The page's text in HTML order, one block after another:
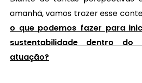
amanhã, vamos trazer esse
o que podemos fazer para
sustentabilidade dentro
atuação?